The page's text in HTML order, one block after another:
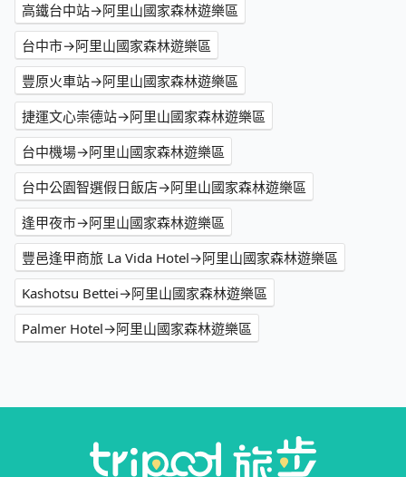
高鐵台中站→阿里山國家森林遊樂區
台中市→阿里山國家森林遊樂區
豐原火車站→阿里山國家森林遊樂區
捷運文心崇德站→阿里山國家森林遊樂區
台中機場→阿里山國家森林遊樂區
台中公園智選假日飯店→阿里山國家森林遊樂區
逢甲夜市→阿里山國家森林遊樂區
豐邑逢甲商旅 La Vida Hotel→阿里山國家森林遊樂區
Kashotsu Bettei→阿里山國家森林遊樂區
Palmer Hotel→阿里山國家森林遊樂區